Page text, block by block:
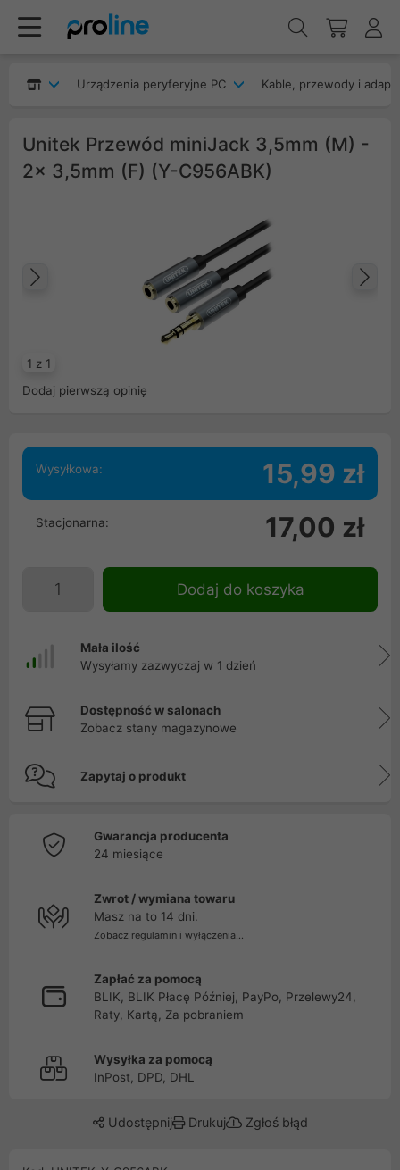
Urządzenia peryferyjne PC Kable, przewody i
Unitek Przewód miniJack 3,5mm (M) -
2x 3,5mm (F) (Y-C956ABK)
1 z 1
Poprzedni
Dodaj pierwszą opinię
Wysyłkowa: 15,99 zł
Stacjonarna: 17,00 zł
Dodaj do koszyka
Mała ilość
Wysyłamy zazwyczaj w 1 dzień
Dostępność w salonach
Zobacz stany magazynowe
Zapytaj o produkt
Gwarancja producenta
24 miesiące
Zwrot / wymiana towaru
Masz na to 14 dni.
Zobacz regulamin i wyłączenia...
Zapłać za pomocą
BLIK, BLIK Płacę Później, PayPo, Przelewy24,
Raty, Kartą, Za pobraniem
Wysyłka za pomocą
InPost, DPD, DHL
Udostępnij Drukuj Zgłoś błąd